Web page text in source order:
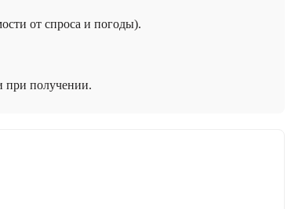
от спроса и погоды).
при получении.